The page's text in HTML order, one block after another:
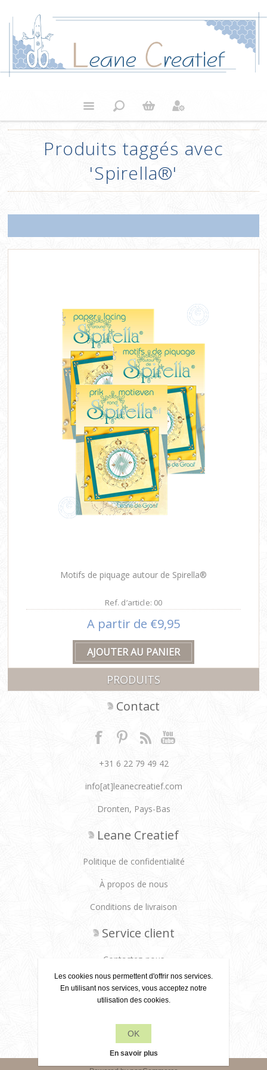
Produits taggés avec
'Spirella®'
Motifs de piquage autour de Spirella®
Ref. d’article: 00
A partir de €9,95
PRODUITS
Contact
+31 6 22 79 49 42
info[at]leanecreatief.com
Dronten, Pays-Bas
Leane Creatief
Politique de confidentialité
À propos de nous
Conditions de livraison
Service client
Contactez-nous
Produits
Rechercher
Les cookies nous permettent d'offrir nos services.
En utilisant nos services, vous acceptez notre
utilisation des cookies.
OK
En savoir plus